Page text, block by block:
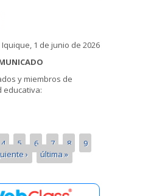
Iquique, 1 de junio de 2026
y miembros de
educativa:
4 5 6 7 8
9
› última »